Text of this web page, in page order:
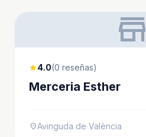
store
star4.0(0 reseñas)
Merceria Esther
location_onAvinguda de València